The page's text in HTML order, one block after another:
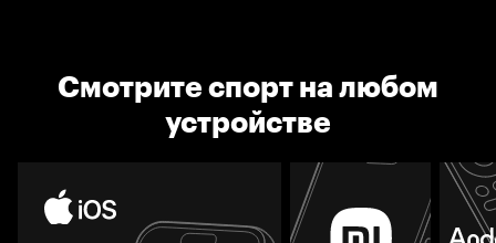
Смотрите спорт на любом
устройстве